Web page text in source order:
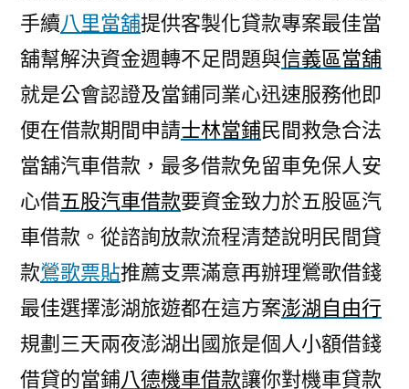
手續八里當舖提供客製化貸款專案最佳當
舖幫解決資金週轉不足問題與信義區當舖
就是公會認證及當鋪同業心迅速服務他即
便在借款期間申請士林當鋪民間救急合法
當舖汽車借款，最多借款免留車免保人安
心借五股汽車借款要資金致力於五股區汽
車借款。從諮詢放款流程清楚說明民間貸
款鶯歌票貼推薦支票滿意再辦理鶯歌借錢
最佳選擇澎湖旅遊都在這方案澎湖自由行
規劃三天兩夜澎湖出國旅是個人小額借錢
借貸的當鋪八德機車借款讓你對機車貸款